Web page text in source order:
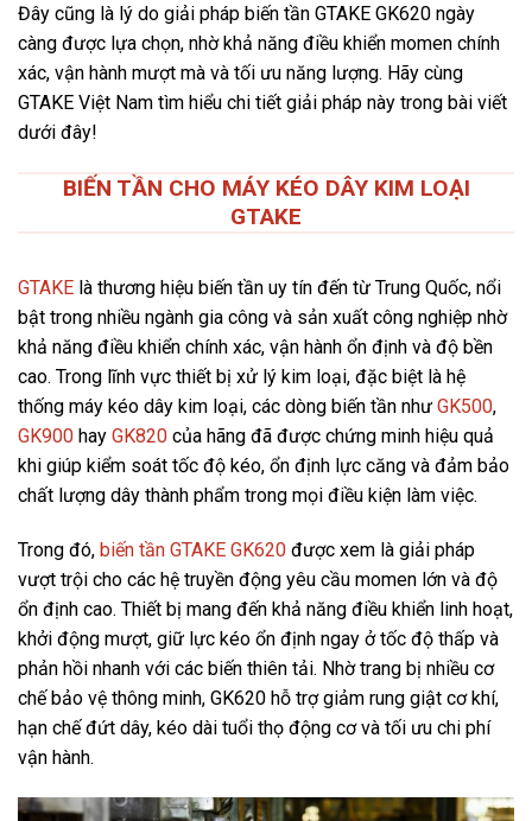
Đây cũng là lý do giải pháp biến tần GTAKE GK620 ngày
càng được lựa chọn, nhờ khả năng điều khiển momen chính
xác, vận hành mượt mà và tối ưu năng lượng. Hãy cùng
GTAKE Việt Nam tìm hiểu chi tiết giải pháp này trong bài viết
dưới đây!
BIẾN TẦN CHO MÁY KÉO DÂY KIM LOẠI
GTAKE
GTAKE là thương hiệu biến tần uy tín đến từ Trung Quốc, nổi
bật trong nhiều ngành gia công và sản xuất công nghiệp nhờ
khả năng điều khiển chính xác, vận hành ổn định và độ bền
cao. Trong lĩnh vực thiết bị xử lý kim loại, đặc biệt là hệ
thống máy kéo dây kim loại, các dòng biến tần như GK500,
GK900 hay GK820 của hãng đã được chứng minh hiệu quả
khi giúp kiểm soát tốc độ kéo, ổn định lực căng và đảm bảo
chất lượng dây thành phẩm trong mọi điều kiện làm việc.
Trong đó, biến tần GTAKE GK620 được xem là giải pháp
vượt trội cho các hệ truyền động yêu cầu momen lớn và độ
ổn định cao. Thiết bị mang đến khả năng điều khiển linh hoạt,
khởi động mượt, giữ lực kéo ổn định ngay ở tốc độ thấp và
phản hồi nhanh với các biến thiên tải. Nhờ trang bị nhiều cơ
chế bảo vệ thông minh, GK620 hỗ trợ giảm rung giật cơ khí,
hạn chế đứt dây, kéo dài tuổi thọ động cơ và tối ưu chi phí
vận hành.